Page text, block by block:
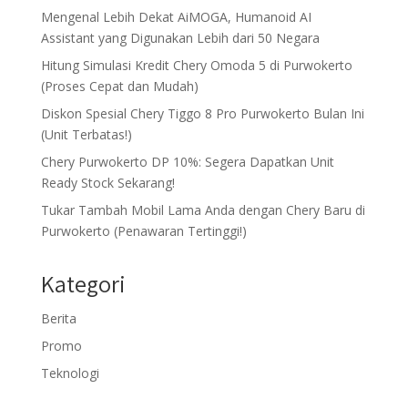
Mengenal Lebih Dekat AiMOGA, Humanoid AI
Assistant yang Digunakan Lebih dari 50 Negara
Hitung Simulasi Kredit Chery Omoda 5 di Purwokerto
(Proses Cepat dan Mudah)
Diskon Spesial Chery Tiggo 8 Pro Purwokerto Bulan Ini
(Unit Terbatas!)
Chery Purwokerto DP 10%: Segera Dapatkan Unit
Ready Stock Sekarang!
Tukar Tambah Mobil Lama Anda dengan Chery Baru di
Purwokerto (Penawaran Tertinggi!)
Kategori
Berita
Promo
Teknologi